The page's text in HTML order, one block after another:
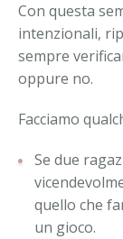
Con questa
intenzionali,
sempre
oppure no.
Facciamo
Se due
quello che
un gioco.